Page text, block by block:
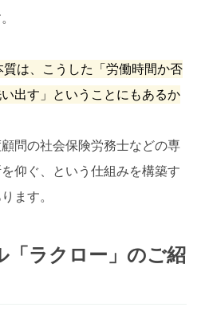
は、こうした「労働時間か否
出す」ということにもあるか
問の社会保険労務士などの専
仰ぐ、という仕組みを構築す
ます。
「ラクロー」のご紹